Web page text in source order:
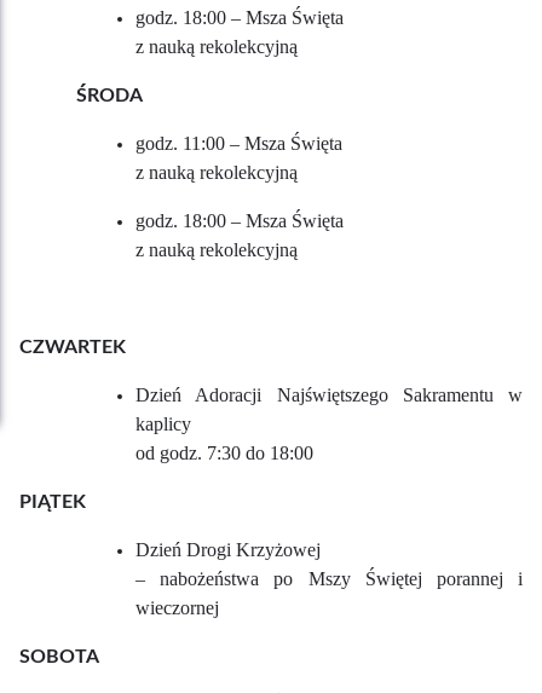
godz. 18:00 – Msza Święta
z nauką rekolekcyjną
ŚRODA
godz. 11:00 – Msza Święta
z nauką rekolekcyjną
godz. 18:00 – Msza Święta
z nauką rekolekcyjną
CZWARTEK
Dzień Adoracji Najświętszego Sakramentu w
kaplicy
od godz. 7:30 do 18:00
PIĄTEK
Dzień Drogi Krzyżowej
– nabożeństwa po Mszy Świętej porannej i
wieczornej
SOBOTA